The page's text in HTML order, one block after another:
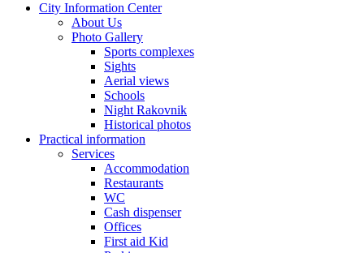
City Information Center
About Us
Photo Gallery
Sports complexes
Sights
Aerial views
Schools
Night Rakovnik
Historical photos
Practical information
Services
Accommodation
Restaurants
WC
Cash dispenser
Offices
First aid Kid